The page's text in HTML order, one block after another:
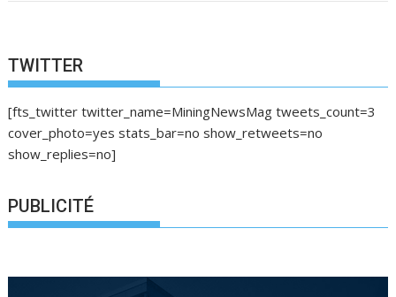
TWITTER
[fts_twitter twitter_name=MiningNewsMag tweets_count=3
cover_photo=yes stats_bar=no show_retweets=no
show_replies=no]
PUBLICITÉ